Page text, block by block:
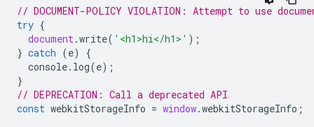
// DOCUMENT-POLICY VIOLATION: Attempt to use
try {
document .write( '<h1>hi</h1>' );
} catch (e)
{
console. log(e);
}
// DEPRECATION: Call a deprecated API
const webkitStorageInfo = window.webkitStorageInfo ;